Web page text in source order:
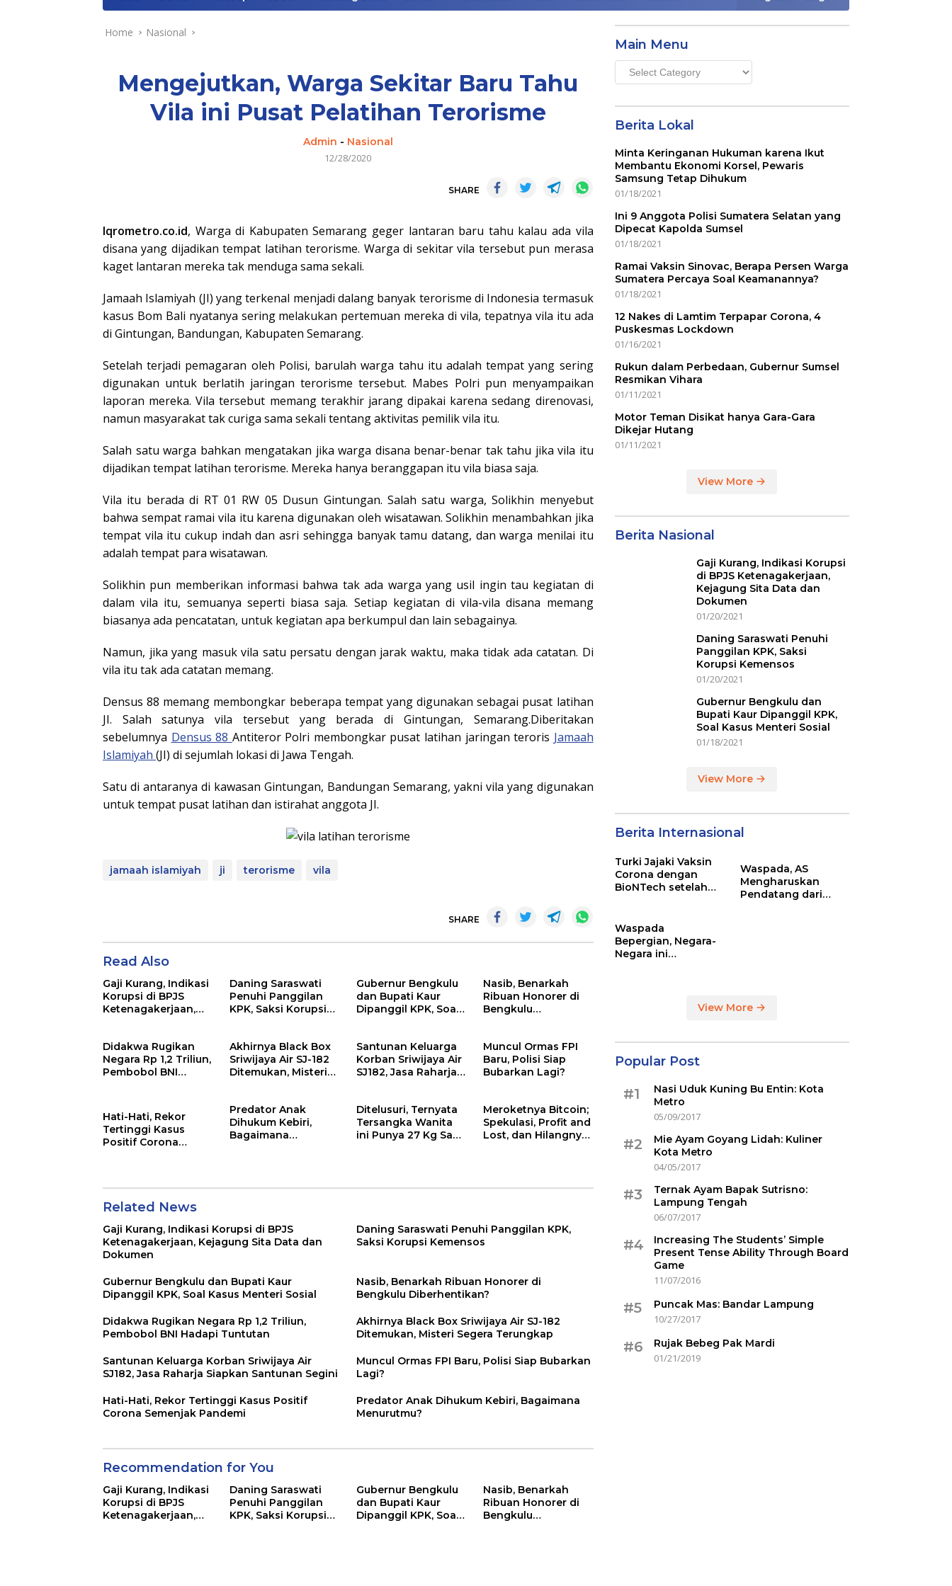
Home Nasional
Mengejutkan, Warga Sekitar Baru Tahu
Vila ini Pusat Pelatihan Terorisme
Admin - Nasional
12/28/2020
SHARE
Iqrometro.co.id, Warga di Kabupaten Semarang geger lantaran baru tahu kalau ada vila
disana yang dijadikan tempat latihan terorisme. Warga di sekitar vila tersebut pun merasa
kaget lantaran mereka tak menduga sama sekali.
Jamaah Islamiyah (JI) yang terkenal menjadi dalang banyak terorisme di Indonesia termasuk
kasus Bom Bali nyatanya sering melakukan pertemuan mereka di vila, tepatnya vila itu ada
di Gintungan, Bandungan, Kabupaten Semarang.
Setelah terjadi pemagaran oleh Polisi, barulah warga tahu itu adalah tempat yang sering
digunakan untuk berlatih jaringan terorisme tersebut. Mabes Polri pun menyampaikan
laporan mereka. Vila tersebut memang terakhir jarang dipakai karena sedang direnovasi,
namun masyarakat tak curiga sama sekali tentang aktivitas pemilik vila itu.
Salah satu warga bahkan mengatakan jika warga disana benar-benar tak tahu jika vila itu
dijadikan tempat latihan terorisme. Mereka hanya beranggapan itu vila biasa saja.
Vila itu berada di RT 01 RW 05 Dusun Gintungan. Salah satu warga, Solikhin menyebut
bahwa sempat ramai vila itu karena digunakan oleh wisatawan. Solikhin menambahkan jika
tempat vila itu cukup indah dan asri sehingga banyak tamu datang, dan warga menilai itu
adalah tempat para wisatawan.
Solikhin pun memberikan informasi bahwa tak ada warga yang usil ingin tau kegiatan di
dalam vila itu, semuanya seperti biasa saja. Setiap kegiatan di vila-vila disana memang
biasanya ada pencatatan, untuk kegiatan apa berkumpul dan lain sebagainya.
Namun, jika yang masuk vila satu persatu dengan jarak waktu, maka tidak ada catatan. Di
vila itu tak ada catatan memang.
Densus 88 memang membongkar beberapa tempat yang digunakan sebagai pusat latihan
JI. Salah satunya vila tersebut yang berada di Gintungan, Semarang.Diberitakan
sebelumnya Densus 88 Antiteror Polri membongkar pusat latihan jaringan teroris Jamaah
Islamiyah (JI) di sejumlah lokasi di Jawa Tengah.
Satu di antaranya di kawasan Gintungan, Bandungan Semarang, yakni vila yang digunakan
untuk tempat pusat latihan dan istirahat anggota JI.
jamaah islamiyah ji terorisme vila
SHARE
Read Also
Gaji Kurang, Indikasi
Korupsi di BPJS
Ketenagakerjaan,
Daning Saraswati
Penuhi Panggilan
KPK, Saksi Korupsi
Gubernur Bengkulu
dan Bupati Kaur
Dipanggil KPK, Soal
Nasib, Benarkah
Ribuan Honorer di
Bengkulu
Didakwa Rugikan
Negara Rp 1,2 Triliun,
Pembobol BNI
Akhirnya Black Box
Sriwijaya Air SJ-182
Ditemukan, Misteri
Santunan Keluarga
Korban Sriwijaya Air
SJ182, Jasa Raharja
Muncul Ormas FPI
Baru, Polisi Siap
Bubarkan Lagi?
Hati-Hati, Rekor
Tertinggi Kasus
Positif Corona
Predator Anak
Dihukum Kebiri,
Bagaimana
Ditelusuri, Ternyata
Tersangka Wanita
ini Punya 27 Kg Sabu
Meroketnya Bitcoin;
Spekulasi, Profit and
Lost, dan Hilangnya
Related News
Gaji Kurang, Indikasi Korupsi di BPJS
Ketenagakerjaan, Kejagung Sita Data dan
Dokumen
Daning Saraswati Penuhi Panggilan KPK,
Saksi Korupsi Kemensos
Gubernur Bengkulu dan Bupati Kaur
Dipanggil KPK, Soal Kasus Menteri Sosial
Nasib, Benarkah Ribuan Honorer di
Bengkulu Diberhentikan?
Didakwa Rugikan Negara Rp 1,2 Triliun,
Pembobol BNI Hadapi Tuntutan
Akhirnya Black Box Sriwijaya Air SJ-182
Ditemukan, Misteri Segera Terungkap
Santunan Keluarga Korban Sriwijaya Air
SJ182, Jasa Raharja Siapkan Santunan Segini
Muncul Ormas FPI Baru, Polisi Siap Bubarkan
Lagi?
Hati-Hati, Rekor Tertinggi Kasus Positif
Corona Semenjak Pandemi
Predator Anak Dihukum Kebiri, Bagaimana
Menurutmu?
Recommendation for You
Gaji Kurang, Indikasi
Korupsi di BPJS
Ketenagakerjaan,
Daning Saraswati
Penuhi Panggilan
KPK, Saksi Korupsi
Gubernur Bengkulu
dan Bupati Kaur
Dipanggil KPK, Soal
Nasib, Benarkah
Ribuan Honorer di
Bengkulu
Main Menu
Main
Menu
Berita Lokal
Minta Keringanan Hukuman karena Ikut
Membantu Ekonomi Korsel, Pewaris
Samsung Tetap Dihukum
01/18/2021
Ini 9 Anggota Polisi Sumatera Selatan yang
Dipecat Kapolda Sumsel
01/18/2021
Ramai Vaksin Sinovac, Berapa Persen Warga
Sumatera Percaya Soal Keamanannya?
01/18/2021
12 Nakes di Lamtim Terpapar Corona, 4
Puskesmas Lockdown
01/16/2021
Rukun dalam Perbedaan, Gubernur Sumsel
Resmikan Vihara
01/11/2021
Motor Teman Disikat hanya Gara-Gara
Dikejar Hutang
01/11/2021
View More
Berita Nasional
Gaji Kurang, Indikasi Korupsi
di BPJS Ketenagakerjaan,
Kejagung Sita Data dan
Dokumen
01/20/2021
Daning Saraswati Penuhi
Panggilan KPK, Saksi
Korupsi Kemensos
01/20/2021
Gubernur Bengkulu dan
Bupati Kaur Dipanggil KPK,
Soal Kasus Menteri Sosial
01/18/2021
View More
Berita Internasional
Turki Jajaki Vaksin
Corona dengan
BioNTech setelah
Waspada, AS
Mengharuskan
Pendatang dari
Waspada
Bepergian, Negara-
Negara ini
View More
Popular Post
#1
Nasi Uduk Kuning Bu Entin: Kota
Metro
05/09/2017
#2
Mie Ayam Goyang Lidah: Kuliner
Kota Metro
04/05/2017
#3
Ternak Ayam Bapak Sutrisno:
Lampung Tengah
06/07/2017
#4
Increasing The Students’ Simple
Present Tense Ability Through Board
Game
11/07/2016
#5
Puncak Mas: Bandar Lampung
10/27/2017
#6
Rujak Bebeg Pak Mardi
01/21/2019